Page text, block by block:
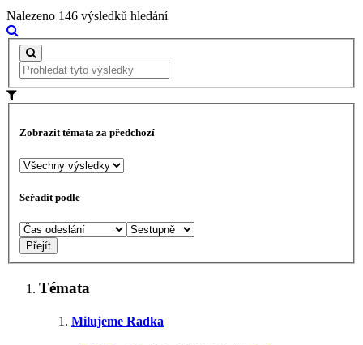
Nalezeno 146 výsledků hledání
Zobrazit témata za předchozí
Seřadit podle
Témata
Milujeme Radka